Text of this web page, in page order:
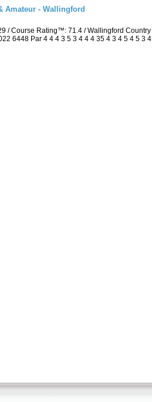
Amateur - Wallingford
/ Course Rating™: 71.4 / Wallingford
6448 Par 4 4 4 3 5 3 4 4 4 35 4 3 4 5 4 5 3